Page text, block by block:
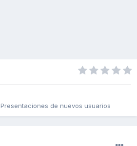
Presentaciones de nuevos usuarios